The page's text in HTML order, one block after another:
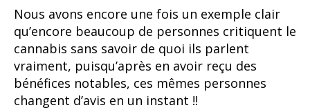
Nous avons encore une fois un exemple clair
qu’encore beaucoup de personnes critiquent le
cannabis sans savoir de quoi ils parlent
vraiment, puisqu’après en avoir reçu des
bénéfices notables, ces mêmes personnes
changent d’avis en un instant !!